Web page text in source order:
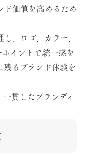
価値を高めるため
、ロゴ、カラー、
イントで統一感を
残るブランド体験を
貫したブランディ